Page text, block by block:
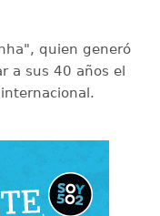
quien generó
a sus 40 años el